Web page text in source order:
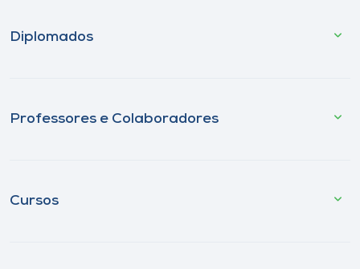
Diplomados
Professores e Colaboradores
Cursos